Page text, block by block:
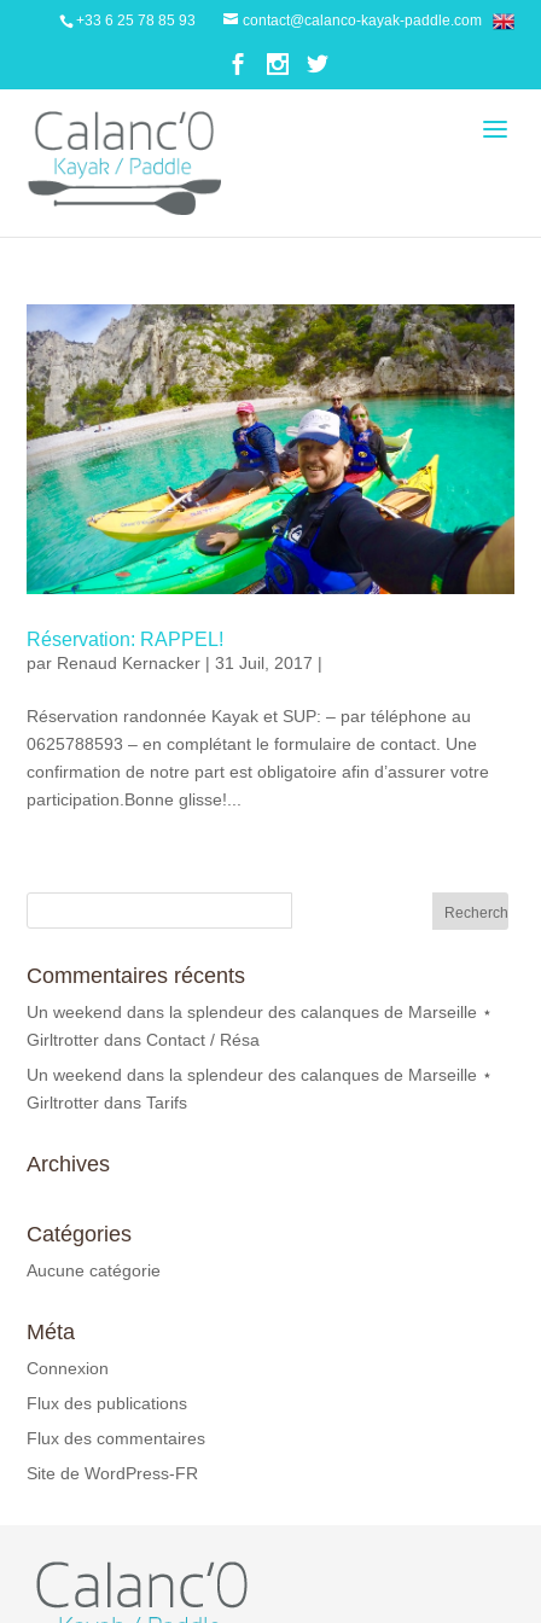
+33 6 25 78 85 93 contact@calanco-kayak-paddle.com
Réservation: RAPPEL!
par Renaud Kernacker | 31 Juil, 2017 |
Réservation randonnée Kayak et SUP: – par téléphone au
0625788593 – en complétant le formulaire de contact. Une
confirmation de notre part est obligatoire afin d’assurer votre
participation.Bonne glisse!...
Commentaires récents
Un weekend dans la splendeur des calanques de Marseille ⋆
Girltrotter dansContact / Résa
Un weekend dans la splendeur des calanques de Marseille ⋆
Girltrotter dansTarifs
Archives
Catégories
Aucune catégorie
Méta
Connexion
Flux des publications
Flux des commentaires
Site de WordPress-FR